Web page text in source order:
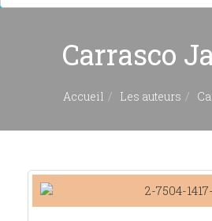
Carrasco
Accueil Les auteurs